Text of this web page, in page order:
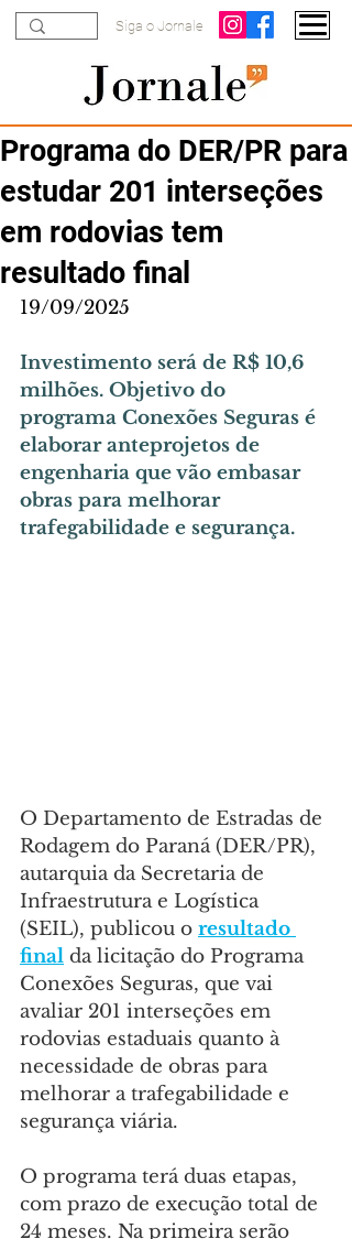
Siga o Jornale
Programa do DER/PR para
estudar 201 interseções
em rodovias tem
resultado final
19/09/2025
Investimento será de R$ 10,6
milhões. Objetivo do
programa Conexões Seguras é
elaborar anteprojetos de
engenharia que vão embasar
obras para melhorar
trafegabilidade e segurança.
O Departamento de Estradas de
Rodagem do Paraná (DER/PR),
autarquia da Secretaria de
Infraestrutura e Logística
(SEIL), publicou o resultado
final da licitação do Programa
Conexões Seguras, que vai
avaliar 201 interseções em
rodovias estaduais quanto à
necessidade de obras para
melhorar a trafegabilidade e
segurança viária.
O programa terá duas etapas,
com prazo de execução total de
24 meses. Na primeira serão